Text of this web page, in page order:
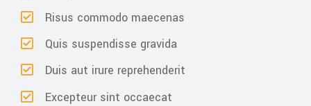
Risus commodo maecenas
Quis suspendisse gravida
Duis aut irure reprehenderit
Excepteur sint occaecat